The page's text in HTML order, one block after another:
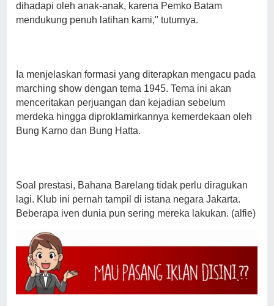
dihadapi oleh anak-anak, karena Pemko Batam
mendukung penuh latihan kami," tuturnya.
Ia menjelaskan formasi yang diterapkan mengacu pada
marching show dengan tema 1945. Tema ini akan
menceritakan perjuangan dan kejadian sebelum
merdeka hingga diproklamirkannya kemerdekaan oleh
Bung Karno dan Bung Hatta.
Soal prestasi, Bahana Barelang tidak perlu diragukan
lagi. Klub ini pernah tampil di istana negara Jakarta.
Beberapa iven dunia pun sering mereka lakukan. (alfie)